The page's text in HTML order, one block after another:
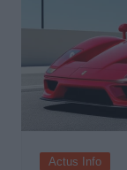
Actus Info